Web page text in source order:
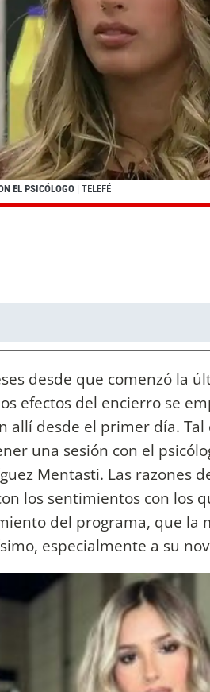
EL PSICÓLOGO | TELEFÉ
desde que comenzó la
efectos del encierro se
desde el primer día. Tal
una sesión con el
Mentasti. Las razones
los sentimientos con los
del programa, que la
especialmente a su